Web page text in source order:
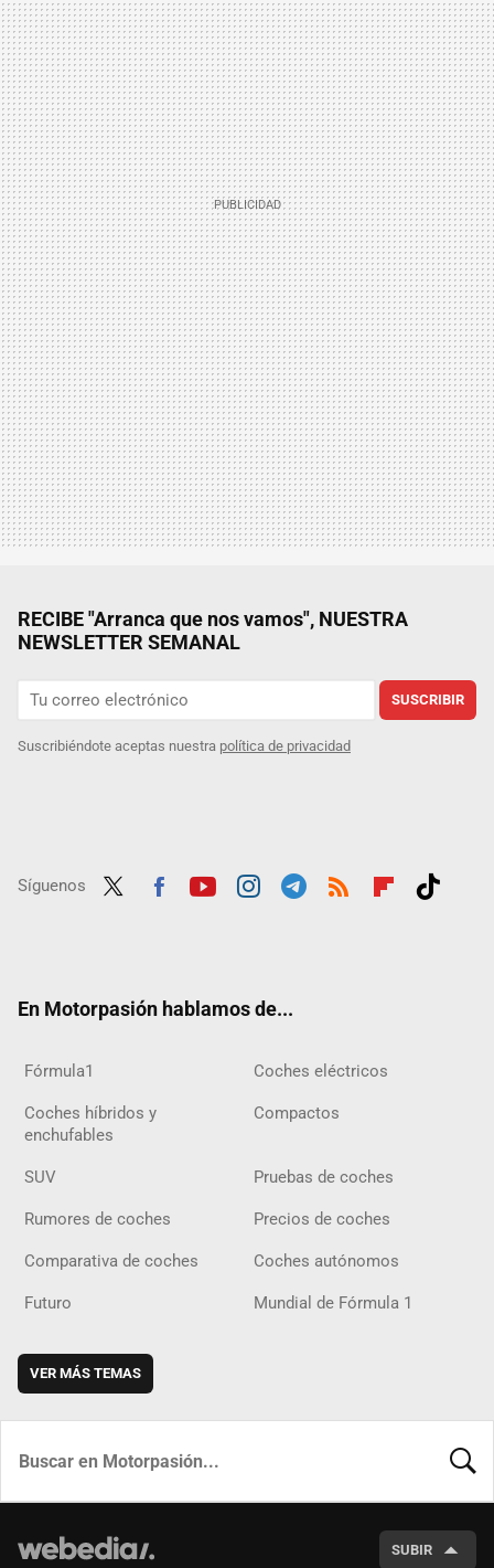
RECIBE "Arranca que nos vamos", NUESTRA
NEWSLETTER SEMANAL
SUSCRIBIR
Suscribiéndote aceptas nuestra política de privacidad
Síguenos
En Motorpasión hablamos de...
Fórmula1 Coches eléctricos
Coches híbridos y
enchufables
Compactos
SUV Pruebas de coches
Rumores de coches Precios de coches
Comparativa de coches Coches autónomos
Futuro Mundial de Fórmula 1
VER MÁS TEMAS
SUBIR